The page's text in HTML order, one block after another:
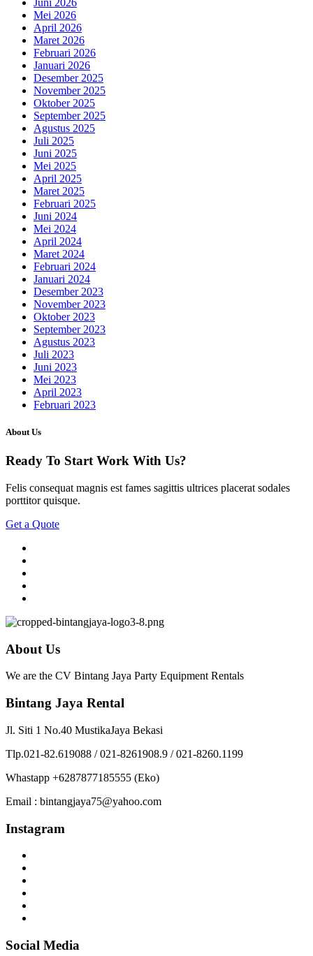
Mei 2026
April 2026
Maret 2026
Februari 2026
Januari 2026
Desember 2025
November 2025
Oktober 2025
September 2025
Agustus 2025
Juli 2025
Juni 2025
Mei 2025
April 2025
Maret 2025
Februari 2025
Juni 2024
Mei 2024
April 2024
Maret 2024
Februari 2024
Januari 2024
Desember 2023
November 2023
Oktober 2023
September 2023
Agustus 2023
Juli 2023
Juni 2023
Mei 2023
April 2023
Februari 2023
About Us
Ready To StartWork With Us?
Felis consequat magnis est fames sagittis ultrices placerat sodales
porttitor quisque.
Get a Quote
About Us
We are the CV Bintang Jaya Party Equipment Rentals
Bintang Jaya Rental
Jl. Siti 1 No.40 MustikaJaya Bekasi
Tlp.021-82.619088 / 021-8261908.9 / 021-8260.1199
Whastapp +6287877185555 (Eko)
Email : bintangjaya75@yahoo.com
Instagram
Social Media